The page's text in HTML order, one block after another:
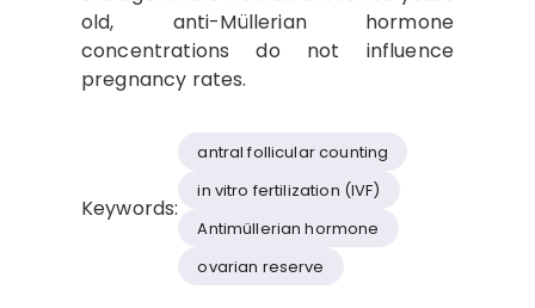
old, anti-Müllerian hormone
concentrations do not influence
pregnancy rates.
Keywords:
antral follicular counting
in vitro fertilization (IVF)
Antimüllerian hormone
ovarian reserve